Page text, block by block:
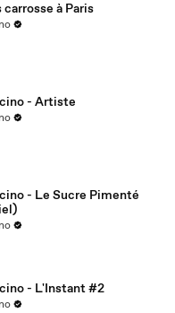
carrosse à Paris
- Artiste
- Le Sucre Pimenté
- L'Instant #2